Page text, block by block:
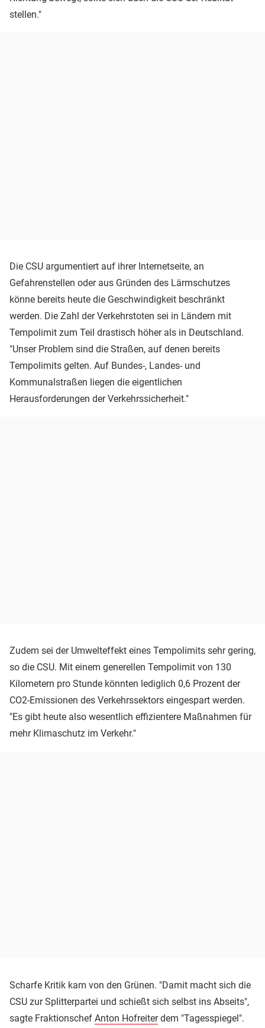
stellen."
Die CSU argumentiert auf ihrer Internetseite, an
Gefahrenstellen oder aus Gründen des Lärmschutzes
könne bereits heute die Geschwindigkeit beschränkt
werden. Die Zahl der Verkehrstoten sei in Ländern mit
Tempolimit zum Teil drastisch höher als in Deutschland.
"Unser Problem sind die Straßen, auf denen bereits
Tempolimits gelten. Auf Bundes-, Landes- und
Kommunalstraßen liegen die eigentlichen
Herausforderungen der Verkehrssicherheit."
Zudem sei der Umwelteffekt eines Tempolimits sehr gering,
so die CSU. Mit einem generellen Tempolimit von 130
Kilometern pro Stunde könnten lediglich 0,6 Prozent der
CO2-Emissionen des Verkehrssektors eingespart werden.
"Es gibt heute also wesentlich effizientere Maßnahmen für
mehr Klimaschutz im Verkehr."
Scharfe Kritik kam von den Grünen. "Damit macht sich die
CSU zur Splitterpartei und schießt sich selbst ins Abseits",
sagte Fraktionschef Anton Hofreiterdem "Tagesspiegel".